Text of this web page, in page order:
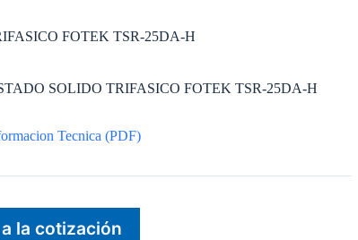
FOTEK TSR-25DA-H
SOLIDO TRIFASICO FOTEK TSR-25DA-H
Tecnica (PDF)
la cotización